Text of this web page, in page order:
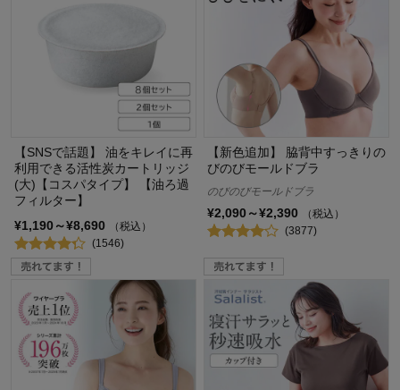
【SNSで話題】 油をキレイに再
利用できる活性炭カートリッジ
(大)【コスパタイプ】 【油ろ過
フィルター】
¥1,190～¥8,690
（税込）
(1546)
【新色追加】 脇背中すっきりの
びのびモールドブラ
のびのびモールドブラ
¥2,090～¥2,390
（税込）
(3877)